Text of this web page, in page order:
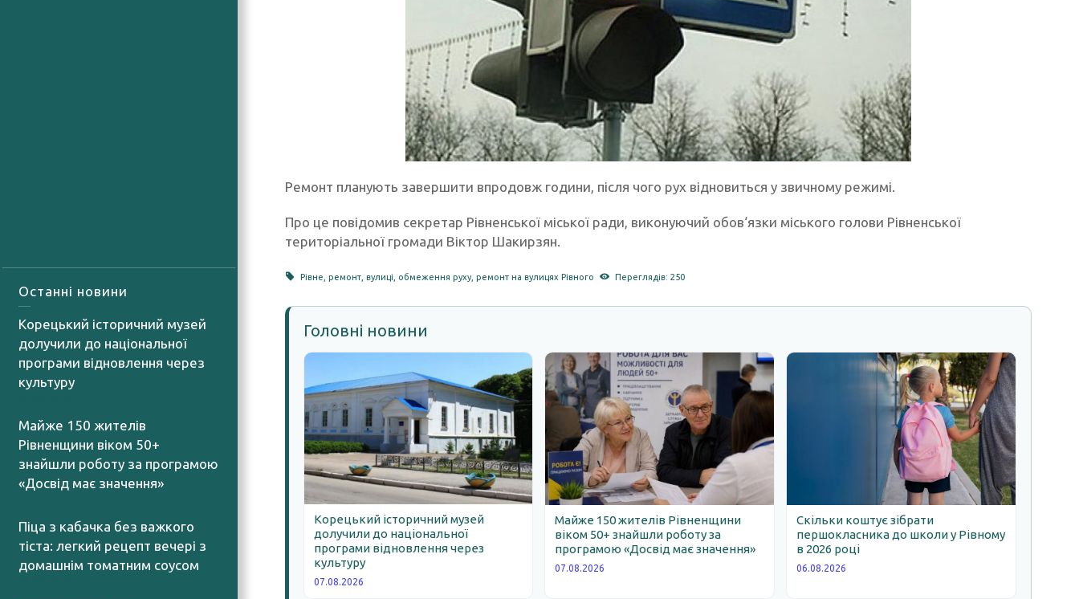
Останні новини
Корецький історичний музей
долучили до національної
програми відновлення через
культуру
Майже 150 жителів
Рівненщини віком 50+
знайшли роботу за програмою
«Досвід має значення»
Піца з кабачка без важкого
тіста: легкий рецепт вечері з
домашнім томатним соусом
Ремонт планують завершити впродовж години, після чого рух відновиться у звичному режимі.
Про це повідомив секретар Рівненської міської ради, виконуючий обов‘язки міського голови Рівненської
територіальної громади Віктор Шакирзян.
Рівне ,ремонт ,вулиці обмеження руху,ремонт на вулицях Рівного Переглядів: 250
Головні новини
Корецький історичний музей
долучили до національної
програми відновлення через
культуру
07.08.2026
Майже 150 жителів Рівненщини
віком 50+ знайшли роботу за
програмою «Досвід має значення»
07.08.2026
Скільки коштує зібрати
першокласника до школи у Рівному
в 2026 році
06.08.2026